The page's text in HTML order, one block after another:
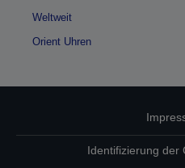
Weltweit
Orient Uhren
Identifizierung der